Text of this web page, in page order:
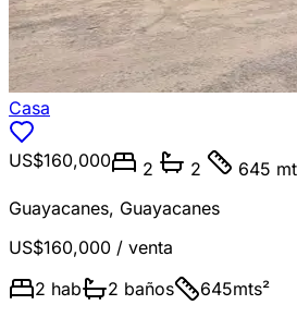
Casa
US$160,000 2 2
645
Guayacanes, Guayacanes
US$160,000 / venta
2 hab 2 baños 645mts²